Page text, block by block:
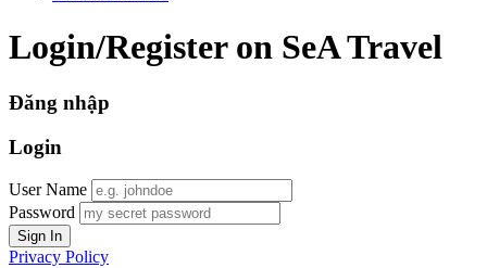
Login/Register on SeA Travel
Đăng nhập
Login
User Name
Password
Privacy Policy